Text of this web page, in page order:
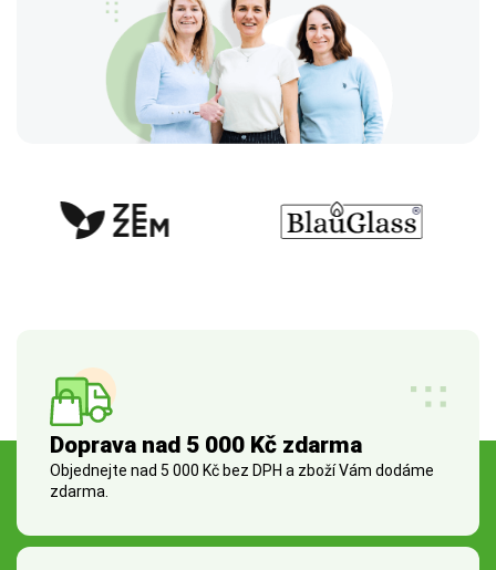
Doprava nad 5 000 Kč zdarma
Objednejte nad 5 000 Kč bez DPH a zboží Vám dodáme
zdarma.